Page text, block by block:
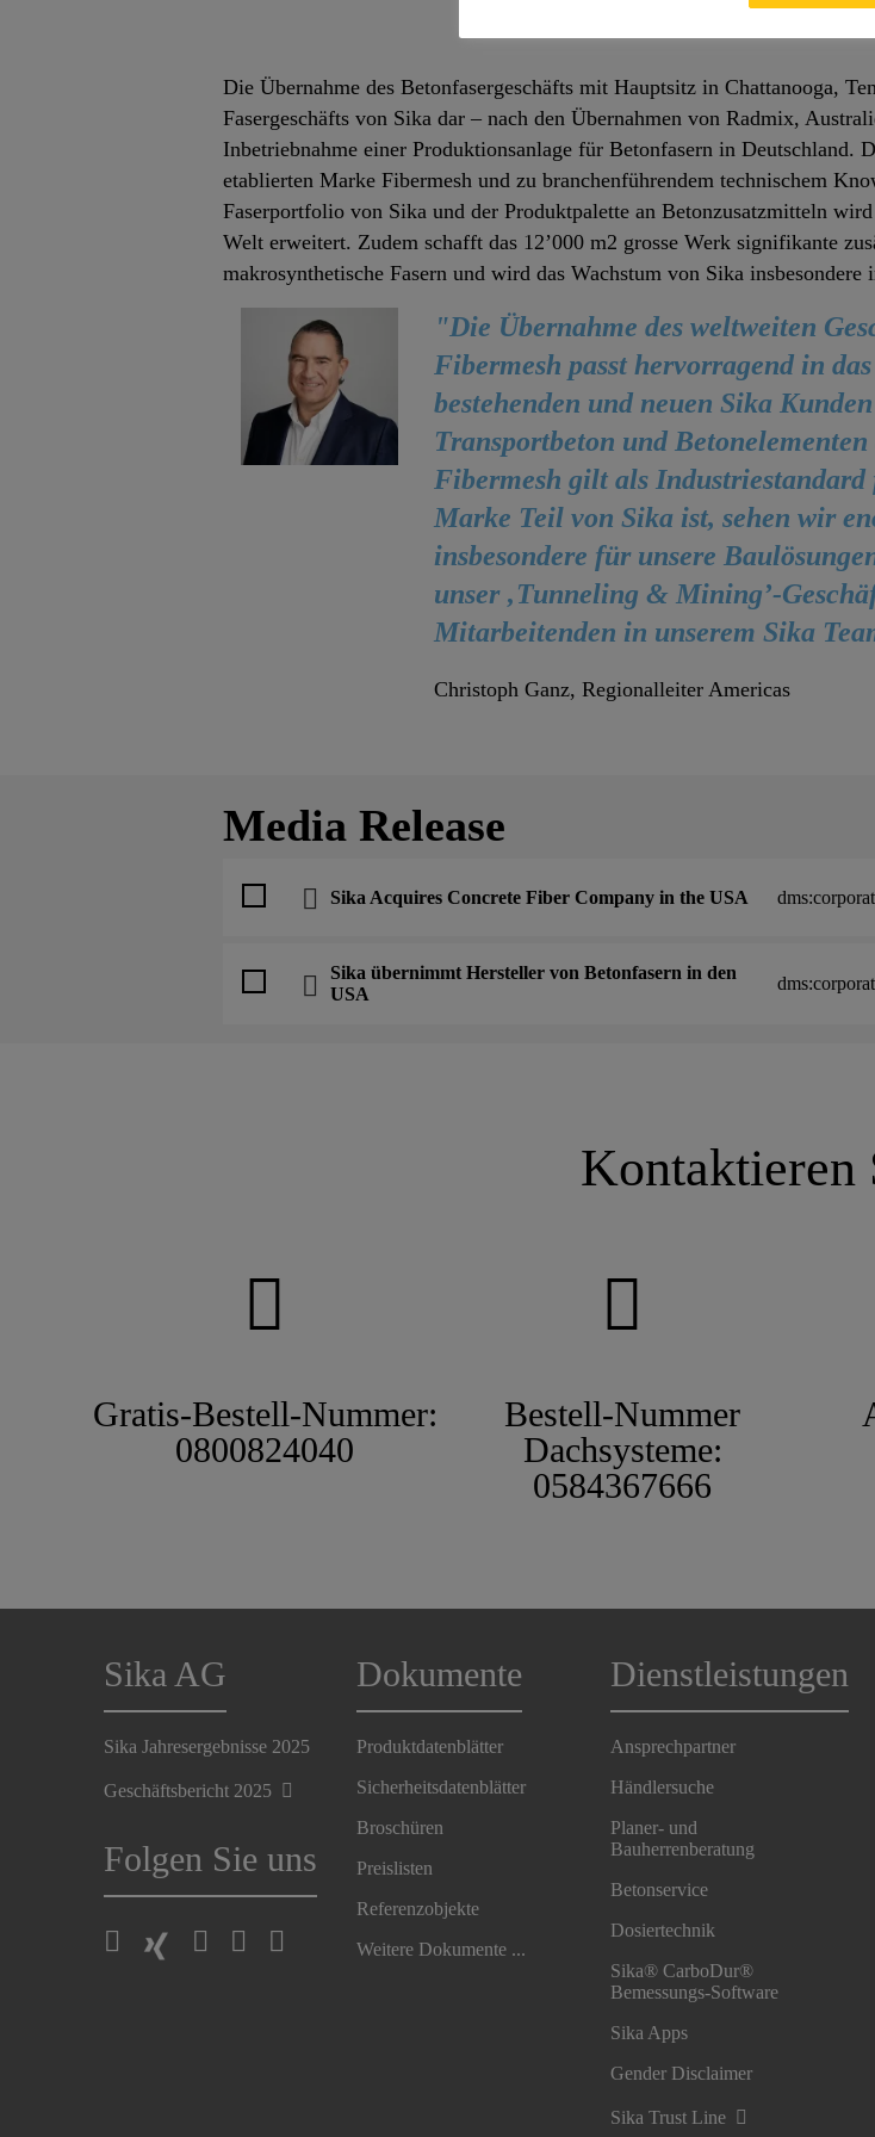
Die Übernahme des Betonfasergeschäfts mit Hauptsitz in Chattanooga,
Fasergeschäfts von Sika dar – nach den Übernahmen von Radmix,
Inbetriebnahme einer Produktionsanlage für Betonfasern in
etablierten Marke Fibermesh und zu branchenführendem technischem
Faserportfolio von Sika und der Produktpalette an Betonzusatzmitteln
Welt erweitert. Zudem schafft das 12’000 m2 grosse Werk signifikante
makrosynthetische Fasern und wird das Wachstum von Sika
"Die Übernahme des weltweiten
Fibermesh passt hervorragend in
bestehenden und neuen Sika
Transportbeton und
Fibermesh gilt als
Marke Teil von Sika ist, sehen wir
insbesondere für unsere
unser ‚Tunneling & Mining’-
Mitarbeitenden in unserem Sika
Christoph Ganz, Regionalleiter Americas
Media Release
Sika Acquires Concrete Fiber Company in the USA
Sika übernimmt Hersteller von Betonfasern in den
USA
Kontaktieren
Gratis-Bestell-Nummer:
0800824040
Bestell-Nummer
Dachsysteme:
0584367666
Sika AG
Sika Jahresergebnisse 2025
Geschäftsbericht 2025
Folgen Sie uns
Dokumente
Produktdatenblätter
Sicherheitsdatenblätter
Broschüren
Preislisten
Referenzobjekte
Weitere Dokumente ...
Dienstleistungen
Ansprechpartner
Händlersuche
Planer- und
Bauherrenberatung
Betonservice
Dosiertechnik
Sika® CarboDur®
Bemessungs-Software
Sika Apps
Gender Disclaimer
Sika Trust Line